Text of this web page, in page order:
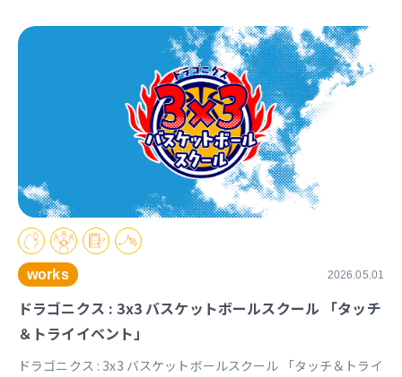
works 2026.05.01
ドラゴニクス : 3x3 バスケットボールスクール 「タッチ
＆トライイベント」
ドラゴニクス : 3x3 バスケットボールスクール 「タッチ＆トライ